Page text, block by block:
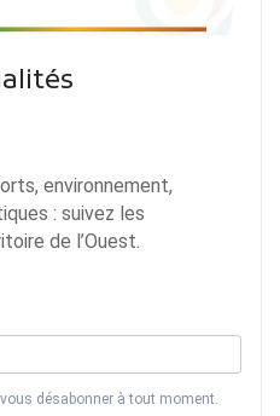
environnement,
: suivez les
de l’Ouest.
désabonner à tout moment.